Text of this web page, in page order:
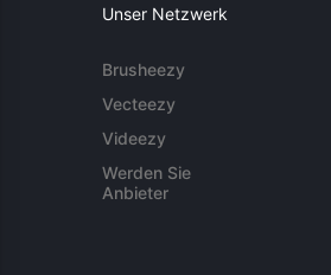
Unser Netzwerk
Brusheezy
Vecteezy
Videezy
Werden Sie
Anbieter